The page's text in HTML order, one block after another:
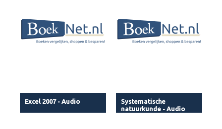
Excel 2007 - Audio
Systematische
natuurkunde - Audio